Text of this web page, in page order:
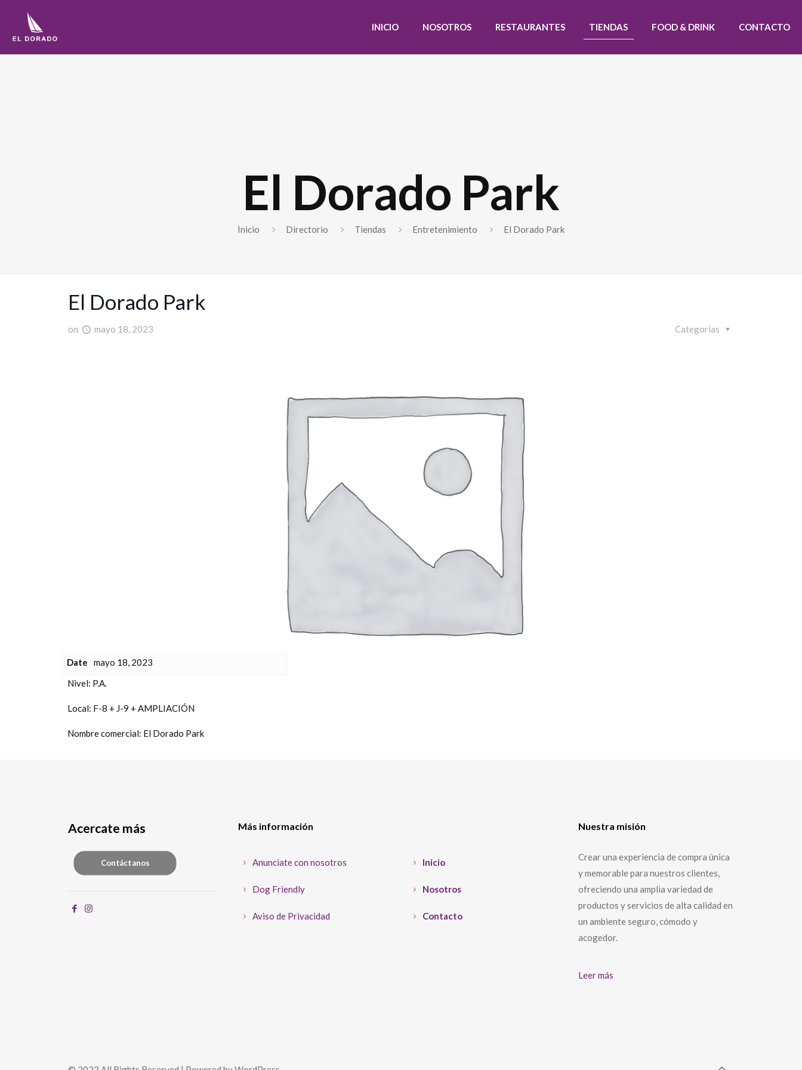
INICIO NOSOTROS RESTAURANTES TIENDAS FOOD & DRINK CONTACTO
El Dorado Park
Inicio Directorio Tiendas Entretenimiento El Dorado Park
El Dorado Park
on mayo 18, 2023 Categorias
Date
mayo 18, 2023
Nivel: P.A.
Local: F-8 + J-9 + AMPLIACIÓN
Nombre comercial: El Dorado Park
Acercate más
Contáctanos
Más información
Anunciate con nosotros
Dog Friendly
Aviso de Privacidad
Inicio
Nosotros
Contacto
Nuestra misión
Crear una experiencia de compra única
y memorable para nuestros clientes,
ofreciendo una amplia variedad de
productos y servicios de alta calidad en
un ambiente seguro, cómodo y
acogedor.
Leer más